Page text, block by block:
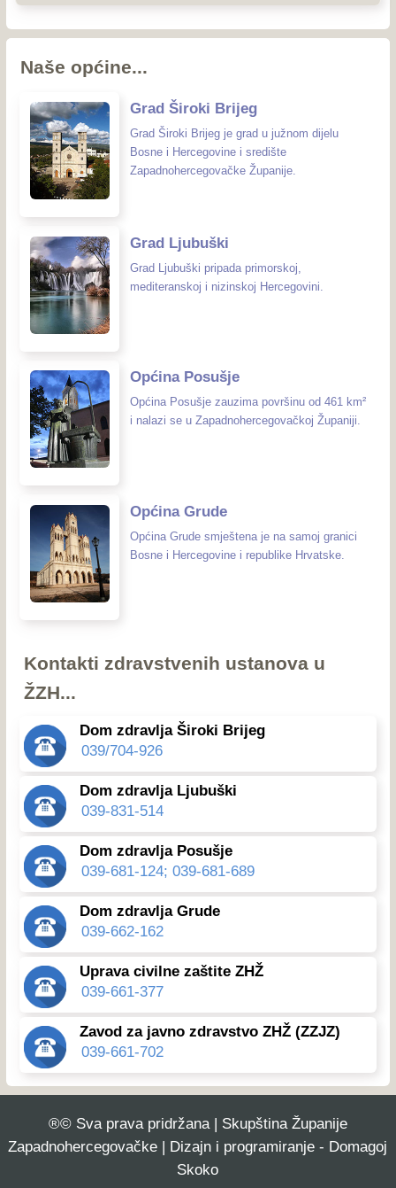
Naše općine...
Grad Široki Brijeg
Grad Široki Brijeg je grad u južnom dijelu
Bosne i Hercegovine i središte
Zapadnohercegovačke Županije.
Grad Ljubuški
Grad Ljubuški pripada primorskoj,
mediteranskoj i nizinskoj Hercegovini.
Općina Posušje
Općina Posušje zauzima površinu od 461 km²
i nalazi se u Zapadnohercegovačkoj Županiji.
Općina Grude
Općina Grude smještena je na samoj granici
Bosne i Hercegovine i republike Hrvatske.
Kontakti zdravstvenih ustanova u
ŽZH...
Dom zdravlja Široki Brijeg
039/704-926
Dom zdravlja Ljubuški
039-831-514
Dom zdravlja Posušje
039-681-124; 039-681-689
Dom zdravlja Grude
039-662-162
Uprava civilne zaštite ZHŽ
039-661-377
Zavod za javno zdravstvo ZHŽ (ZZJZ)
039-661-702
®© Sva prava pridržana | Skupština Županije
Zapadnohercegovačke | Dizajn i programiranje - Domagoj
Skoko